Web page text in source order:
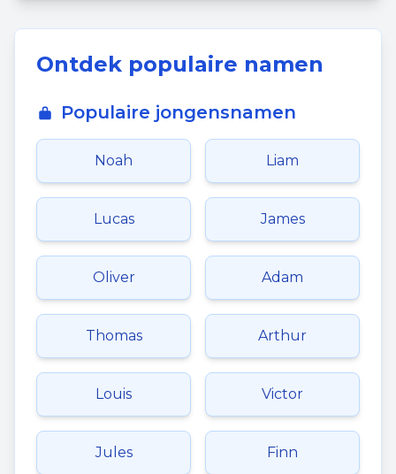
Ontdek populaire namen
Populaire jongensnamen
Noah Liam
Lucas James
Oliver Adam
Thomas Arthur
Louis Victor
Jules Finn